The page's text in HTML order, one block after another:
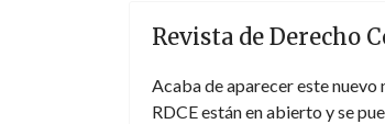
Revista de Derecho
Acaba de aparecer este
RDCE están en abierto y se